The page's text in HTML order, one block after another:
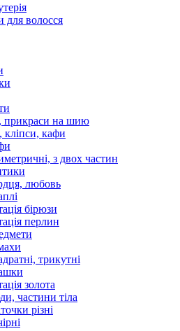
для волосся
прикраси на шию
кафи
з двох частин
любовь
бірюзи
перлин
трикутні
золота
частини тіла
різні